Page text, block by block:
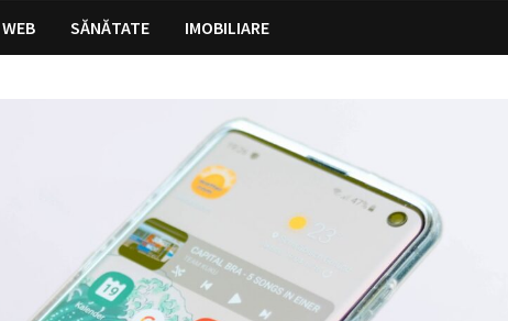
WEB SĂNĂTATE IMOBILIARE